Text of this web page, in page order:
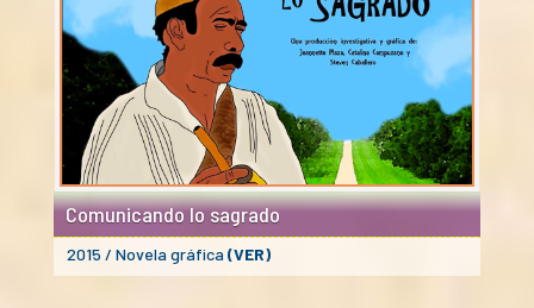
Comunicando lo sagrado
2015 / Novela gráfica (VER)